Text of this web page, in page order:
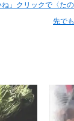
ね」クリックで〈た
先で